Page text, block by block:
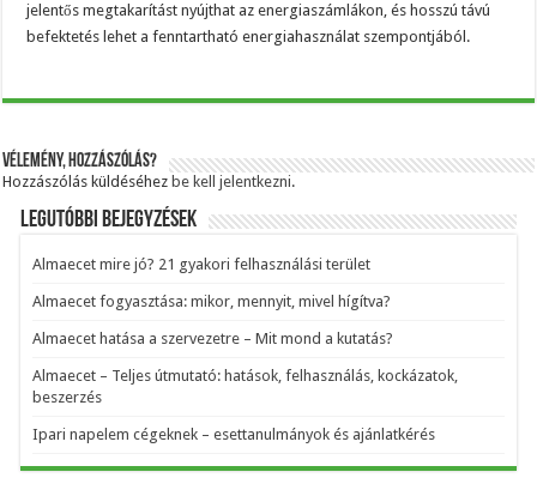
jelentős megtakarítást nyújthat az energiaszámlákon, és hosszú távú
befektetés lehet a fenntartható energiahasználat szempontjából.
Vélemény, hozzászólás?
Hozzászólás küldéséhez be kell jelentkezni.
Legutóbbi bejegyzések
Almaecet mire jó? 21 gyakori felhasználási terület
Almaecet fogyasztása: mikor, mennyit, mivel hígítva?
Almaecet hatása a szervezetre – Mit mond a kutatás?
Almaecet – Teljes útmutató: hatások, felhasználás, kockázatok,
beszerzés
Ipari napelem cégeknek – esettanulmányok és ajánlatkérés